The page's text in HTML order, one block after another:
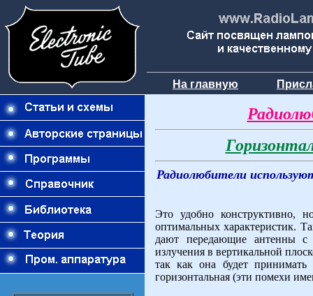
На главную
Радиолюбители
Это удобно конструктивно,
оптимальных характеристик.
дают передающие антенны с
излучения в вертикальной
так как она будет принимать
горизонтальная (эти помехи